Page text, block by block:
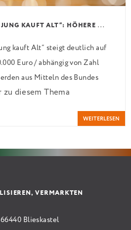
K
FW-FÖRDERUNG „JUNG KAUFT ALT“: HÖHERE KREDITE AB AUGUST 2026
kauft Alt“ steigt deutlich auf
Euro / abhängig von Zahl
aus Mitteln des Bundes
bei 0,53 Prozent effektiv
und 10 Jahren Zinsbindung
sich zu energetischer
[…]
diesem Thema
WEITERLESEN
VERMARKTEN
Blieskastel